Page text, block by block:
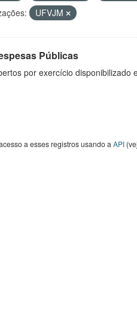
UFVJM
Públicas
por exercício disponibilizado
a esses registros usando a API